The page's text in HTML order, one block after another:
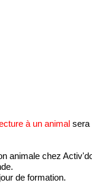
à un animal sera
animale chez
de formation.